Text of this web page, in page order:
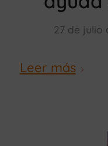
27 de julio
Leer más